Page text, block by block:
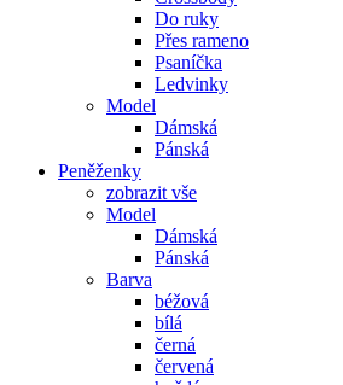
Do ruky
Přes rameno
Psaníčka
Ledvinky
Model
Dámská
Pánská
Peněženky
zobrazit vše
Model
Dámská
Pánská
Barva
béžová
bílá
černá
červená